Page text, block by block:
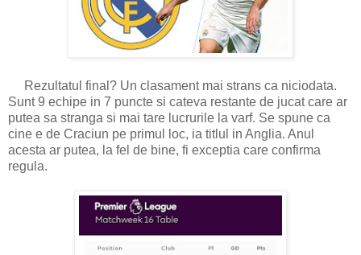
Rezultatul final? Un clasament mai strans ca niciodata.
Sunt 9 echipe in 7 puncte si cateva restante de jucat care ar
putea sa stranga si mai tare lucrurile la varf. Se spune ca
cine e de Craciun pe primul loc, ia titlul in Anglia. Anul
acesta ar putea, la fel de bine, fi exceptia care confirma
regula.